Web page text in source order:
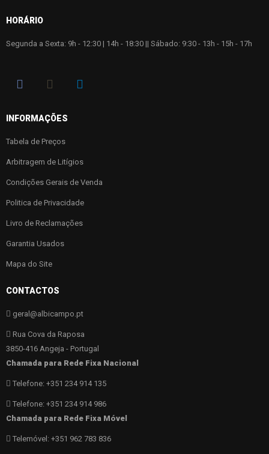
HORÁRIO
Segunda a Sexta: 9h - 12:30 | 14h - 18:30 || Sábado: 9:30 - 13h - 15h - 17h
INFORMAÇÕES
Tabela de Preços
Arbitragem de Litígios
Condições Gerais de Venda
Politica de Privacidade
Livro de Reclamações
Garantia Usados
Mapa do Site
CONTACTOS
geral@albicampo.pt
Rua Cova da Raposa
3850-416 Angeja - Portugal
Chamada para Rede Fixa Nacional
Telefone: +351 234 914 135
Telefone: +351 234 914 986
Chamada para Rede Fixa Móvel
Telemóvel: +351 962 783 836